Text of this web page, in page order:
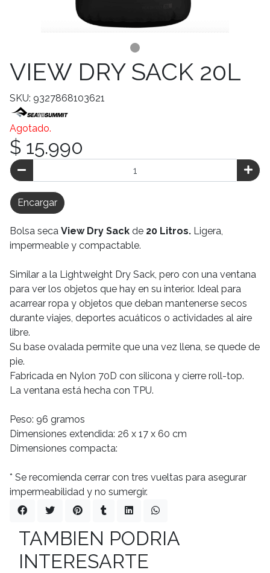
VIEW DRY SACK 20L
SKU: 9327868103621
Agotado.
$ 15.990
Encargar
Bolsa seca View Dry Sack de 20 Litros. Ligera,
impermeable y compactable.
Similar a la Lightweight Dry Sack, pero con una ventana
para ver los objetos que hay en su interior. Ideal para
acarrear ropa y objetos que deban mantenerse secos
durante viajes, deportes acuáticos o actividades al aire
libre.
Su base ovalada permite que una vez llena, se quede de
pie.
Fabricada en Nylon 70D con silicona y cierre roll-top.
La ventana está hecha con TPU.
Peso: 96 gramos
Dimensiones extendida: 26 x 17 x 60 cm
Dimensiones compacta:
* Se recomienda cerrar con tres vueltas para asegurar
impermeabilidad y no sumergir.
TAMBIEN PODRIA
INTERESARTE